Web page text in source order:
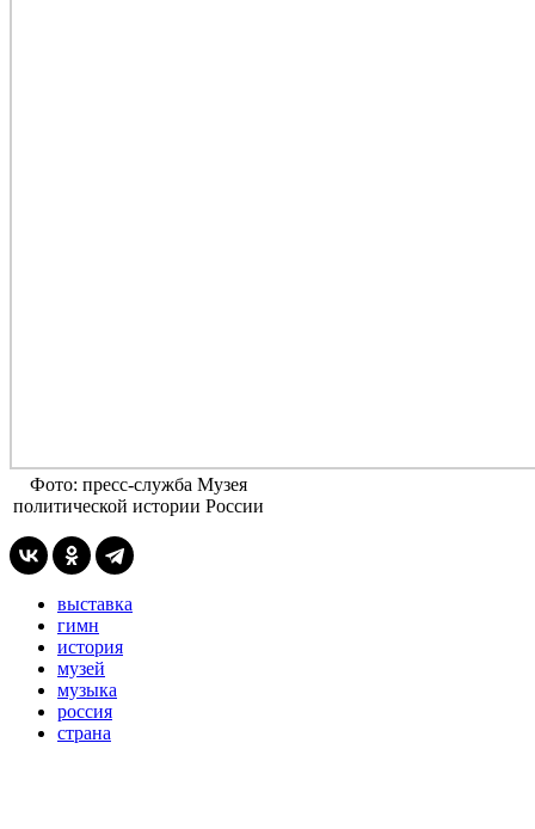
Фото: пресс-служба Музея
политической истории России
выставка
гимн
история
музей
музыка
россия
страна